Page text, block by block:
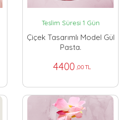
Teslim Süresi 1 Gün
Çiçek Tasarımlı Model Gül
Pasta.
4400 ,00 TL